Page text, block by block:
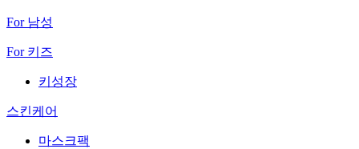
For 남성
For 키즈
키성장
스킨케어
마스크팩